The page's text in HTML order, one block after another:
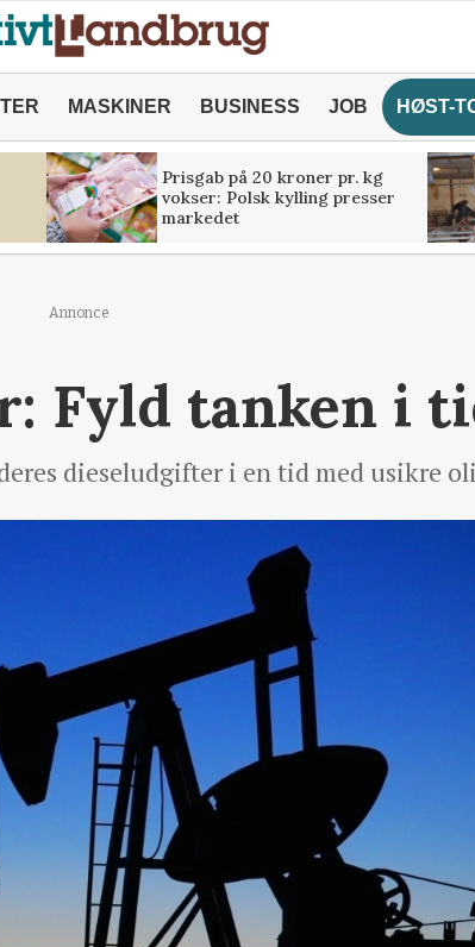
MASKINER BUSINESS JOB HØST-
Prisgab på 20 kroner pr. kg
vokser: Polsk kylling presser
markedet
Annonce
Fyld tanken i
dieseludgifter i en tid med usikre